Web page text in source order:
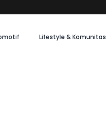
Lifestyle & Komunitas